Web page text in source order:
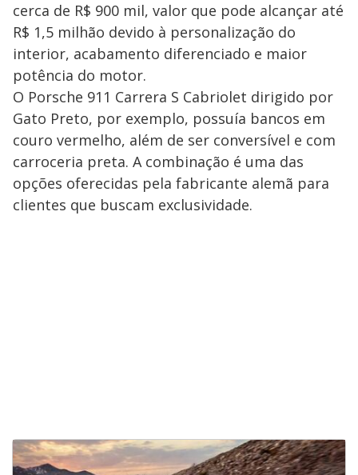
cerca de R$ 900 mil, valor que pode alcançar até
R$ 1,5 milhão devido à personalização do
interior, acabamento diferenciado e maior
potência do motor.
O Porsche 911 Carrera S Cabriolet dirigido por
Gato Preto, por exemplo, possuía bancos em
couro vermelho, além de ser conversível e com
carroceria preta. A combinação é uma das
opções oferecidas pela fabricante alemã para
clientes que buscam exclusividade.